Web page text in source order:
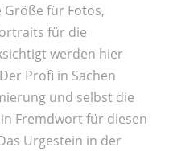
für Fotos,
für die
werden hier
Profi in Sachen
und selbst die
Fremdwort für diesen
Urgestein in der